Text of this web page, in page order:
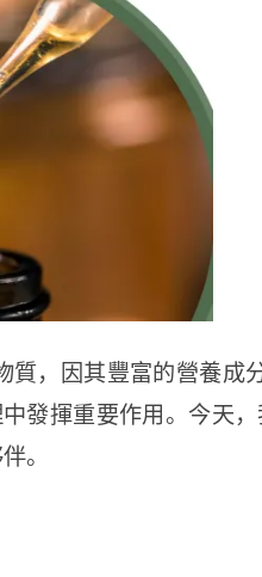
質，因其豐富的營養成
發揮重要作用。今天
。